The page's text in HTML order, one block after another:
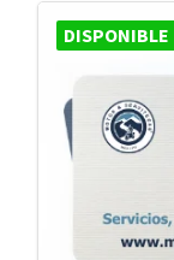
DISPONIBLE